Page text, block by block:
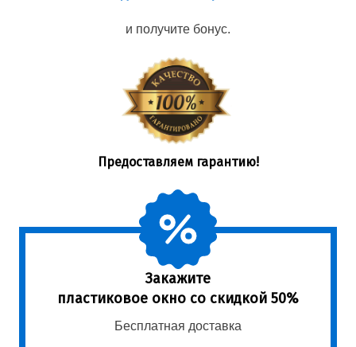
и получите бонус.
Предоставляем гарантию!
Закажите
пластиковое окно со скидкой 50%
Бесплатная доставка